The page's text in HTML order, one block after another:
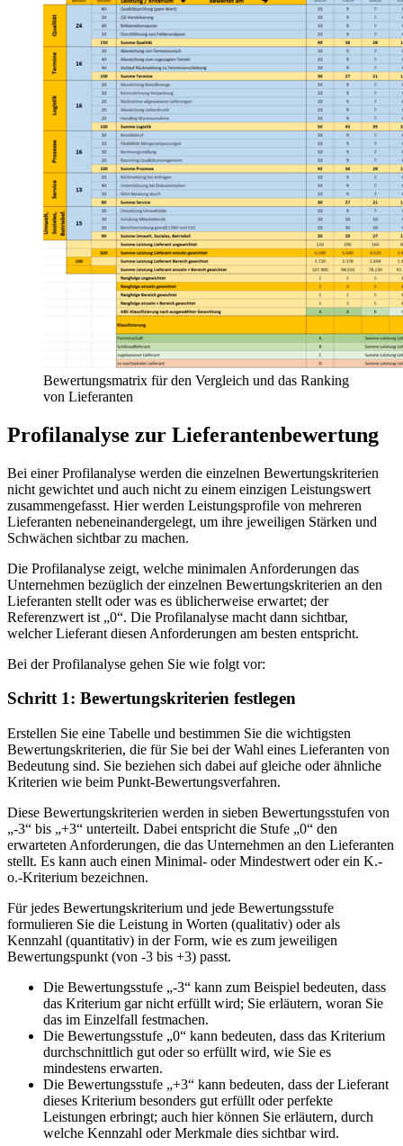
Bewertungsmatrix für den Vergleich und das Ranking
von Lieferanten
Profilanalyse zur Lieferantenbewertung
Bei einer Profilanalyse werden die einzelnen Bewertungskriterien
nicht gewichtet und auch nicht zu einem einzigen Leistungswert
zusammengefasst. Hier werden Leistungsprofile von mehreren
Lieferanten nebeneinandergelegt, um ihre jeweiligen Stärken und
Schwächen sichtbar zu machen.
Die Profilanalyse zeigt, welche minimalen Anforderungen das
Unternehmen bezüglich der einzelnen Bewertungskriterien an den
Lieferanten stellt oder was es üblicherweise erwartet; der
Referenzwert ist „0“. Die Profilanalyse macht dann sichtbar,
welcher Lieferant diesen Anforderungen am besten entspricht.
Bei der Profilanalyse gehen Sie wie folgt vor:
Schritt 1: Bewertungskriterien festlegen
Erstellen Sie eine Tabelle und bestimmen Sie die wichtigsten
Bewertungskriterien, die für Sie bei der Wahl eines Lieferanten von
Bedeutung sind. Sie beziehen sich dabei auf gleiche oder ähnliche
Kriterien wie beim Punkt-Bewertungsverfahren.
Diese Bewertungskriterien werden in sieben Bewertungsstufen von
„-3“ bis „+3“ unterteilt. Dabei entspricht die Stufe „0“ den
erwarteten Anforderungen, die das Unternehmen an den Lieferanten
stellt. Es kann auch einen Minimal- oder Mindestwert oder ein K.-
o.-Kriterium bezeichnen.
Für jedes Bewertungskriterium und jede Bewertungsstufe
formulieren Sie die Leistung in Worten (qualitativ) oder als
Kennzahl (quantitativ) in der Form, wie es zum jeweiligen
Bewertungspunkt (von -3 bis +3) passt.
Die Bewertungsstufe „-3“ kann zum Beispiel bedeuten, dass
das Kriterium gar nicht erfüllt wird; Sie erläutern, woran Sie
das im Einzelfall festmachen.
Die Bewertungsstufe „0“ kann bedeuten, dass das Kriterium
durchschnittlich gut oder so erfüllt wird, wie Sie es
mindestens erwarten.
Die Bewertungsstufe „+3“ kann bedeuten, dass der Lieferant
dieses Kriterium besonders gut erfüllt oder perfekte
Leistungen erbringt; auch hier können Sie erläutern, durch
welche Kennzahl oder Merkmale dies sichtbar wird.